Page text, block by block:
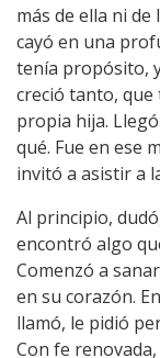
más de ella ni
cayó en una
tenía propósito,
creció tanto,
propia hija.
qué. Fue en ese
invitó a asistir a
Al principio,
encontró algo
Comenzó a
en su corazón.
llamó, le pidió
Con fe